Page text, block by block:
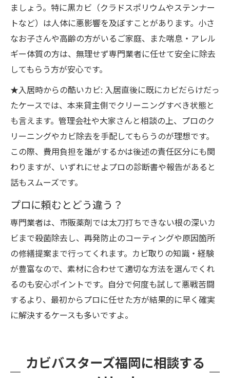
ましょう。特に黒カビ（クラドスポリウムやステンナー
トなど）は人体に悪影響を及ぼすことがあります。小さ
なお子さんや高齢の方がいるご家庭、また喘息・アレル
ギー体質の方は、無理せず専門業者に任せて安全に除去
してもらう方が安心です。
★入居時からの酷いカビ: 入居直後に既にカビだらけだっ
たケースでは、本来貸主側でクリーニングすべき状態と
も言えます。管理会社や大家さんと相談の上、プロのク
リーニングやカビ除去を手配してもらうのが理想です。
この際、費用負担を誰がするかは後述の責任区分にも関
わりますが、いずれにせよプロの診断書や報告があると
話もスムーズです。
プロに頼むとどう違う？
専門業者は、市販薬剤では太刀打ちできない根の深いカ
ビまで殺菌除去し、再発防止のコーティングや原因箇所
の修繕提案まで行ってくれます。カビ取りの知識・経験
が豊富なので、素材に合わせて適切な方法を選んでくれ
るのも安心ポイントです。自分で何度も試して悪戦苦闘
するより、最初からプロに任せた方が結果的に早く確実
に解決するケースも多いですよ。
カビバスターズ福岡に相談する